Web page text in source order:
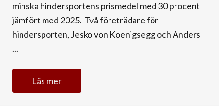
minska hindersportens prismedel med 30 procent
jämfört med 2025. Två företrädare för
hindersporten, Jesko von Koenigsegg och Anders
...
Läs mer